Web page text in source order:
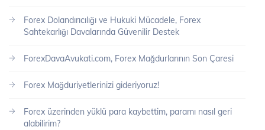
Forex Dolandırıcılığı ve Hukuki Mücadele, Forex
Sahtekarlığı Davalarında Güvenilir Destek
ForexDavaAvukati.com, Forex Mağdurlarının Son Çaresi
Forex Mağduriyetlerinizi gideriyoruz!
Forex üzerinden yüklü para kaybettim, paramı nasıl geri
alabilirim?